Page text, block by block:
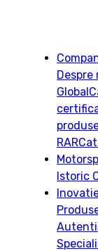
Despre
Global
RAR
Istoric